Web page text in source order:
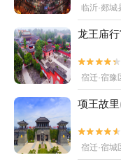
临沂·郯城
龙王庙


宿迁·宿豫
项王故里


宿迁·宿城